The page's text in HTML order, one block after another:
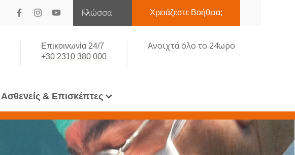
Γλώσσα Χρειάζεστε Βοήθεια;
Επικοινωνία 24/7
+30 2310 380 000
Ανοιχτά όλο το 24ωρο
Ασθενείς & Επισκέπτες